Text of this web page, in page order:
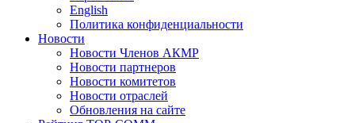
English
Политика конфиденциальности
Новости
Новости Членов АКМР
Новости партнеров
Новости комитетов
Новости отраслей
Обновления на сайте